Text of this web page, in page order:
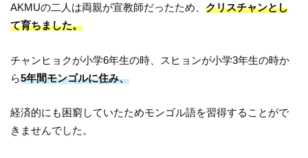
AKMUの二人は両親が宣教師だったため、クリスチャンとし
て育ちました。
チャンヒョクが小学6年生の時、スヒョンが小学3年生の時か
ら5年間モンゴルに住み、
経済的にも困窮していたためモンゴル語を習得することがで
きませんでした。